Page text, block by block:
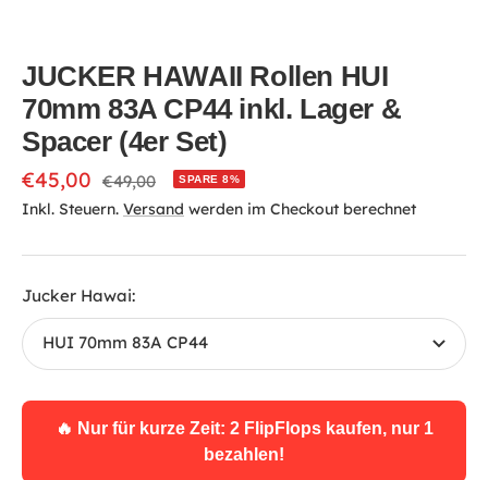
JUCKER HAWAII Rollen HUI
70mm 83A CP44 inkl. Lager &
Spacer (4er Set)
Angebotspreis
€45,00 Regulärer
Preis
€49,00 SPARE 8%
Inkl. Steuern. Versand werden im Checkout berechnet
Jucker Hawai:
HUI 70mm 83A CP44
🔥 Nur für kurze Zeit: 2 FlipFlops kaufen, nur 1
bezahlen!